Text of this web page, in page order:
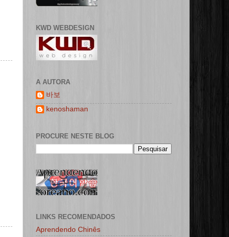
KWD WEBDESIGN
A AUTORA
바보
kenoshaman
PROCURE NESTE BLOG
LINKS RECOMENDADOS
Aprendendo Chinês